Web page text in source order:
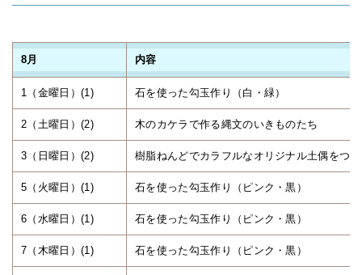
8月 内容
1（金曜日）(1) 石を使った勾玉作り（白・緑）
2（土曜日）(2) 木のカケラで作る縄文のいきものたち
3（日曜日）(2) 樹脂ねんどでカラフルなオリジナル土偶をつ
5（火曜日）(1) 石を使った勾玉作り（ピンク・黒）
6（水曜日）(1) 石を使った勾玉作り（ピンク・黒）
7（木曜日）(1) 石を使った勾玉作り（ピンク・黒）